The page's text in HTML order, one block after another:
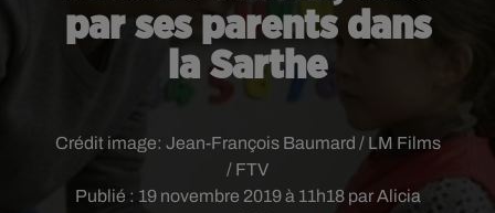
par ses parents dans
la Sarthe
Publié : 19 novembre 2019 à 11h18 par Alicia
Crédit image: Jean-François Baumard / LM Films
/ FTV